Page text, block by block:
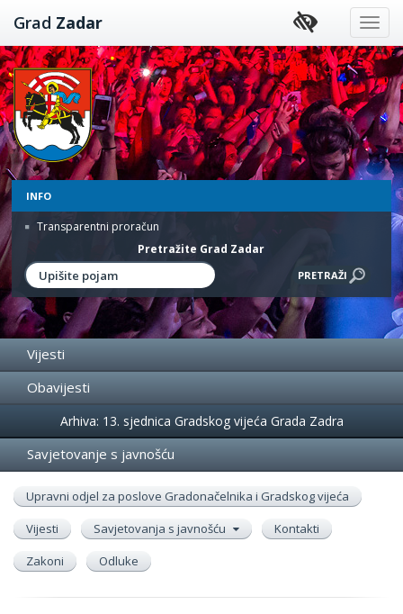
Preskoči
na
sadržaj
Grad Zadar
INFO
Transparentni proračun
Pretražite Grad Zadar
Vijesti
Obavijesti
Događanja
Arhiva: 13. sjednica Gradskog vijeća Grada Zadra
Savjetovanje s javnošću
Upravni odjel za poslove Gradonačelnika i Gradskog vijeća
Vijesti
Savjetovanja s javnošću
Kontakti
Zakoni
Odluke